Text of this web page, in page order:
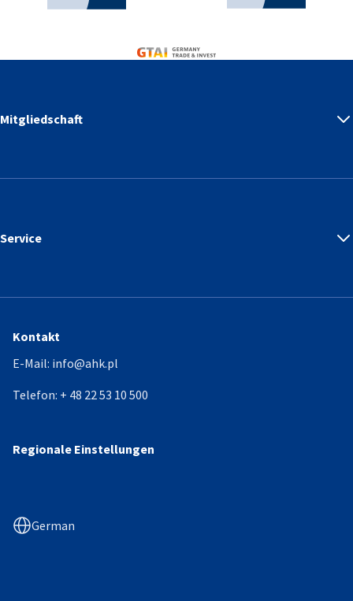
Germany Trade & Invest
Mitgliedschaft
Service
Kontakt
E-Mail: info@ahk.pl
Telefon: + 48 22 53 10 500
Regionale Einstellungen
German